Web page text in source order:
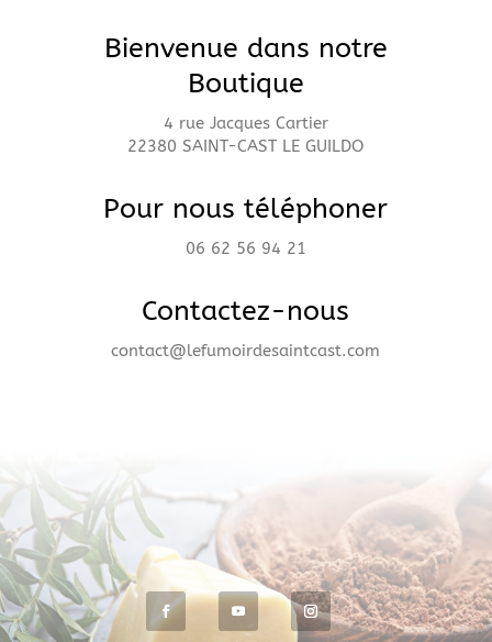
Bienvenue dans notre
Boutique
4 rue Jacques Cartier
22380 SAINT-CAST LE GUILDO
Pour nous téléphoner
06 62 56 94 21
Contactez-nous
contact@lefumoirdesaintcast.com